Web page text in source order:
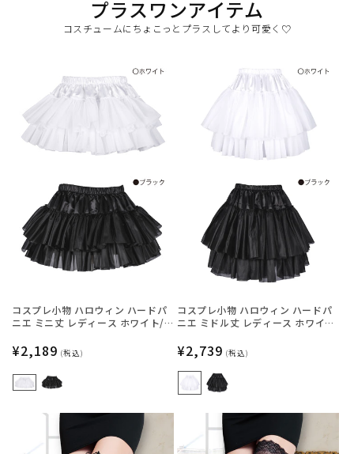
プラスワンアイテム
コスチュームにちょこっとプラスしてより可愛く♡
コスプレ小物 ハロウィン ハードパ
ニエ ミニ丈 レディース ホワイト/
トーン】
通
常
価
¥2,189 (税込)
コスプレ小物 ハロウィン ハードパ
ニエ ミドル丈 レディース ホワイ
ストーン】
通
常
価
¥2,739 (税込)